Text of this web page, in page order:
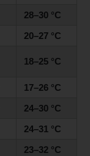
28–30 °C
20–27 °C
18–25 °C
17–26 °C
24–30 °C
24–31 °C
23–32 °C